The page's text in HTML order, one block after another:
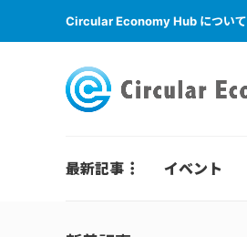
Circular Economy Hub について
最新記事 イベント